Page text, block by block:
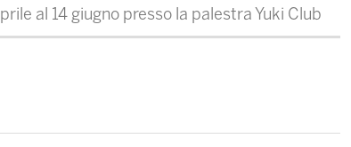
al 14 giugno presso la palestra Yuki Club